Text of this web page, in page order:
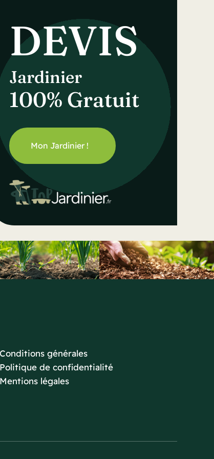
DEVIS
Jardinier
100% Gratuit
Mon Jardinier !
Conditions générales
Politique de confidentialité
Mentions légales